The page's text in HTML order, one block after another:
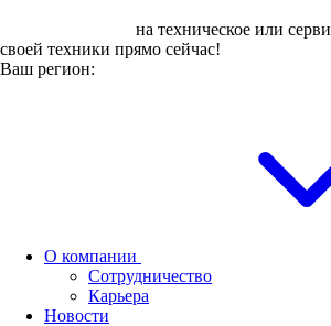
на техническое или
своей техники прямо сейчас!
Ваш регион:
О компании
Сотрудничество
Карьера
Новости